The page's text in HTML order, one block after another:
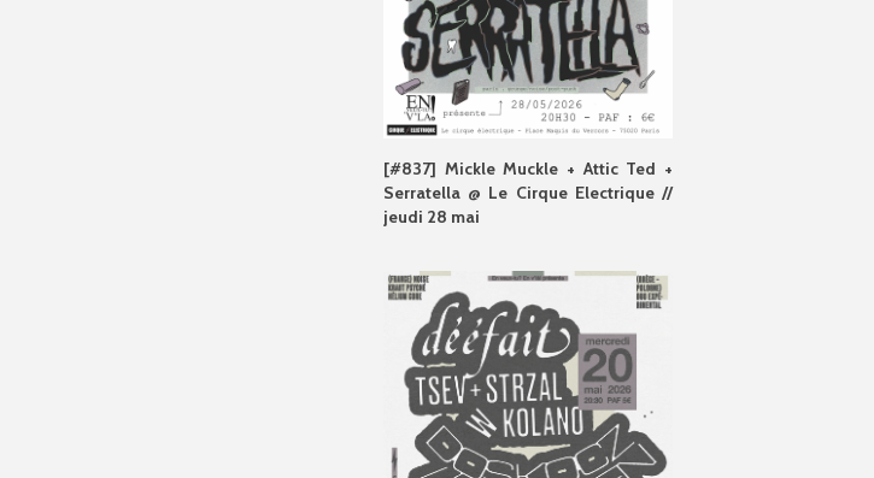
[#837] Mickle Muckle + Attic Ted +
Serratella @ Le Cirque Electrique //
jeudi 28 mai